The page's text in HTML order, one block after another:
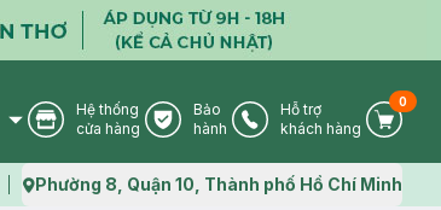
Store Icon
Hệ thống
cửa hàng
Warranty Icon
Bảo
hành
Phone Icon
Hỗ trợ
khách hàng
Cart
0
Map icon
Phường 8, Quận 10, Thành phố Hồ Chí Minh